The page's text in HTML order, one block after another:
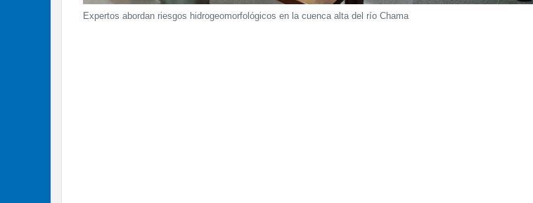
Expertos abordan riesgos hidrogeomorfológicos en la cuenca alta del río Chama